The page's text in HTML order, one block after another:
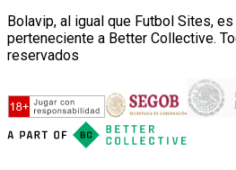
Bolavip, al igual que Futbol Sites,
perteneciente a Better Collective.
reservados